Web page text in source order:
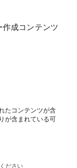
成コンテンツ
たコンテンツが含
が含まれている可
ださい